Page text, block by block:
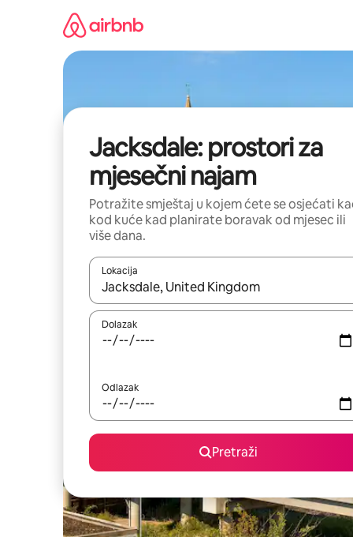
Jacksdale: prostori za
mjesečni najam
Potražite smještaj u kojem ćete se osjećati
kod kuće kad planirate boravak od mjesec ili
više dana.
Lokacija
Kada budu dostupni rezultati, moći ćete ih
Dolazak
Odlazak
Pretraži